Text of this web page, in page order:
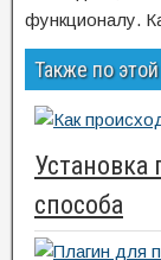
функционалу.
Также по
Установка
способа